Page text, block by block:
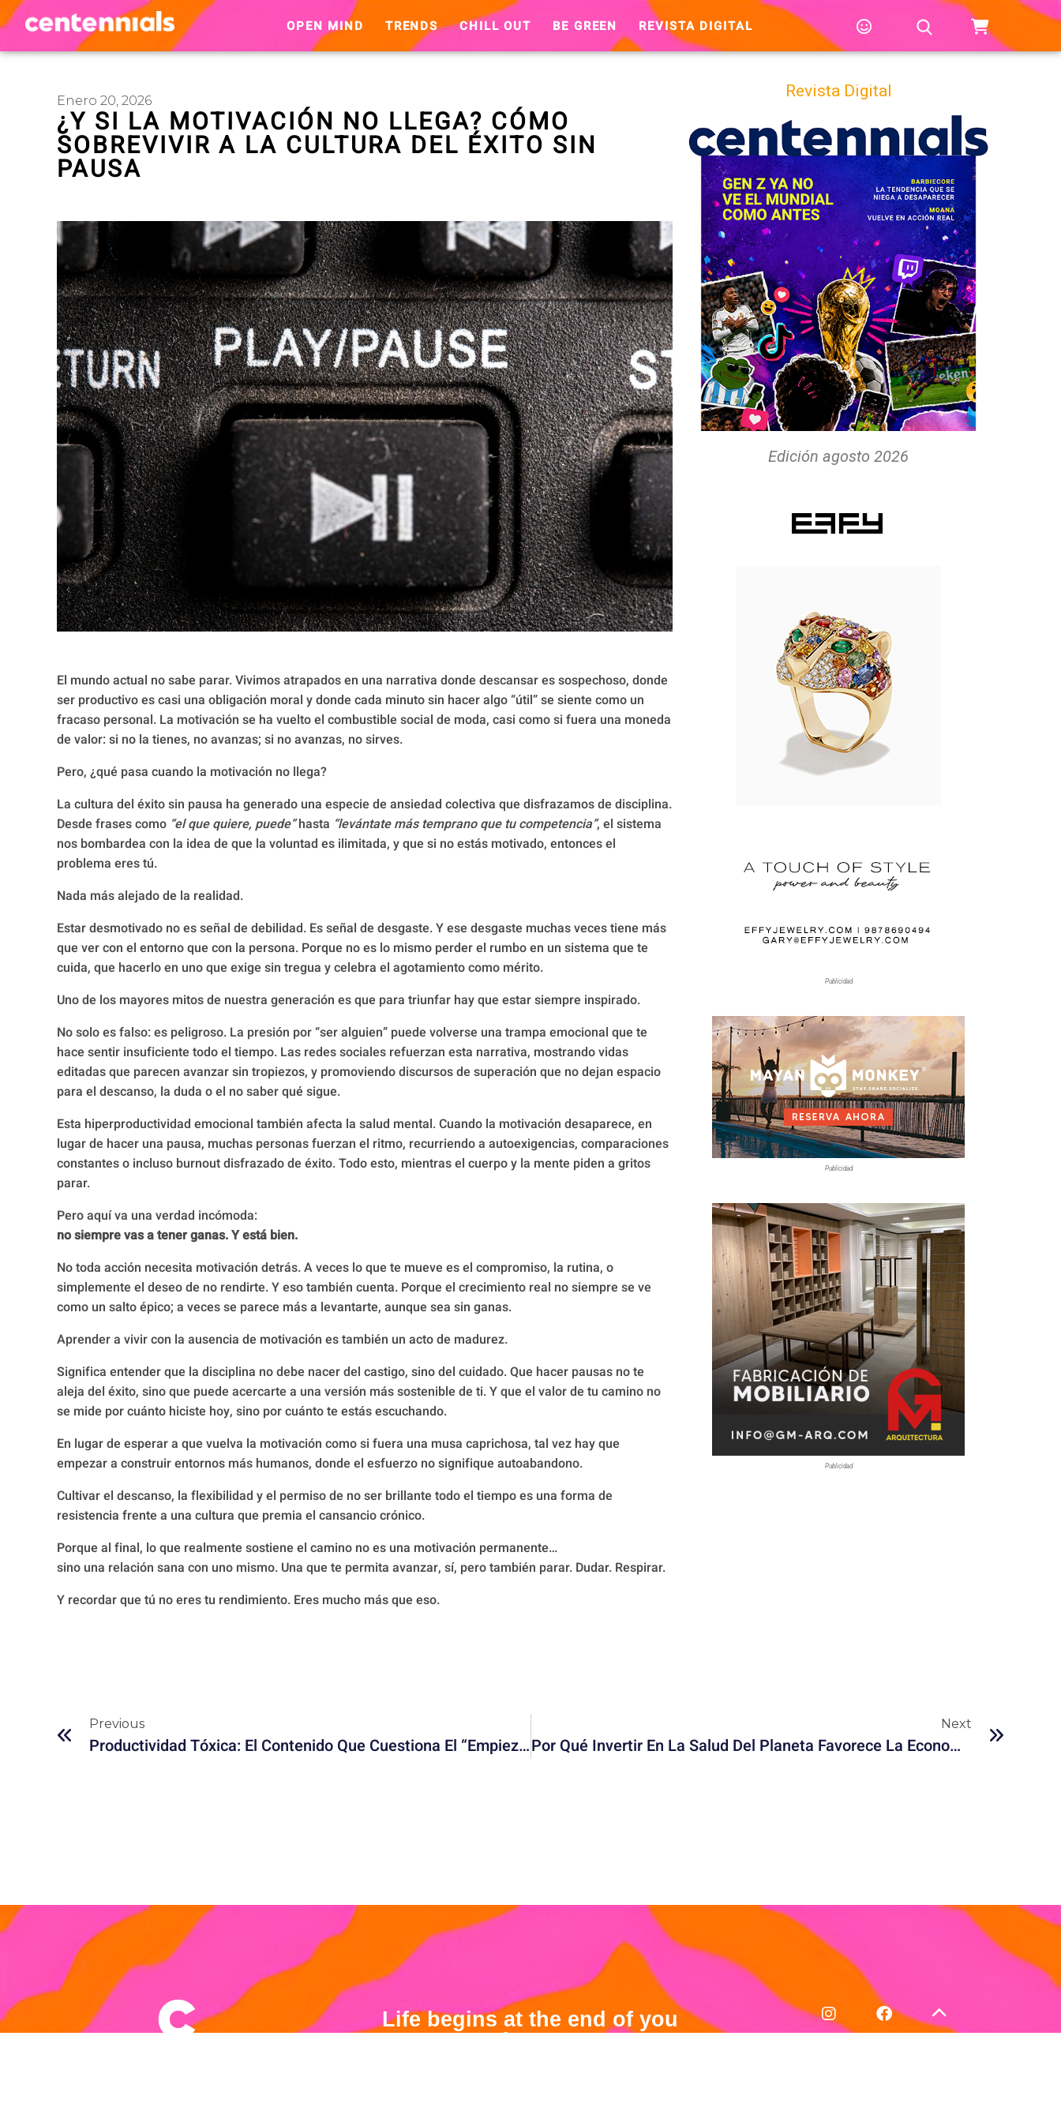
OPEN MIND TRENDS CHILL OUT BE GREEN REVISTA DIGITAL
Enero 20, 2026
¿Y SI LA MOTIVACIÓN NO LLEGA? CÓMO
SOBREVIVIR A LA CULTURA DEL ÉXITO SIN
PAUSA
El mundo actual no sabe parar. Vivimos atrapados en una narrativa donde descansar es sospechoso, donde
ser productivo es casi una obligación moral y donde cada minuto sin hacer algo “útil” se siente como un
fracaso personal. La motivación se ha vuelto el combustible social de moda, casi como si fuera una moneda
de valor: si no la tienes, no avanzas; si no avanzas, no sirves.
Pero, ¿qué pasa cuando la motivación no llega?
La cultura del éxito sin pausa ha generado una especie de ansiedad colectiva que disfrazamos de disciplina.
Desde frases como “el que quiere, puede”hasta “levántate más temprano que tu competencia”, el sistema
nos bombardea con la idea de que la voluntad es ilimitada, y que si no estás motivado, entonces el
problema eres tú.
Nada más alejado de la realidad.
Estar desmotivado no es señal de debilidad. Es señal de desgaste. Y ese desgaste muchas veces tiene más
que ver con el entorno que con la persona. Porque no es lo mismo perder el rumbo en un sistema que te
cuida, que hacerlo en uno que exige sin tregua y celebra el agotamiento como mérito.
Uno de los mayores mitos de nuestra generación es que para triunfar hay que estar siempre inspirado.
No solo es falso: es peligroso. La presión por “ser alguien” puede volverse una trampa emocional que te
hace sentir insuficiente todo el tiempo. Las redes sociales refuerzan esta narrativa, mostrando vidas
editadas que parecen avanzar sin tropiezos, y promoviendo discursos de superación que no dejan espacio
para el descanso, la duda o el no saber qué sigue.
Esta hiperproductividad emocional también afecta la salud mental. Cuando la motivación desaparece, en
lugar de hacer una pausa, muchas personas fuerzan el ritmo, recurriendo a autoexigencias, comparaciones
constantes o incluso burnout disfrazado de éxito. Todo esto, mientras el cuerpo y la mente piden a gritos
parar.
Pero aquí va una verdad incómoda:
no siempre vas a tener ganas. Y está bien.
No toda acción necesita motivación detrás. A veces lo que te mueve es el compromiso, la rutina, o
simplemente el deseo de no rendirte. Y eso también cuenta. Porque el crecimiento real no siempre se ve
como un salto épico; a veces se parece más a levantarte, aunque sea sin ganas.
Aprender a vivir con la ausencia de motivación es también un acto de madurez.
Significa entender que la disciplina no debe nacer del castigo, sino del cuidado. Que hacer pausas no te
aleja del éxito, sino que puede acercarte a una versión más sostenible de ti. Y que el valor de tu camino no
se mide por cuánto hiciste hoy, sino por cuánto te estás escuchando.
En lugar de esperar a que vuelva la motivación como si fuera una musa caprichosa, tal vez hay que
empezar a construir entornos más humanos, donde el esfuerzo no signifique autoabandono.
Cultivar el descanso, la flexibilidad y el permiso de no ser brillante todo el tiempo es una forma de
resistencia frente a una cultura que premia el cansancio crónico.
Porque al final, lo que realmente sostiene el camino no es una motivación permanente…
sino una relación sana con uno mismo. Una que te permita avanzar, sí, pero también parar. Dudar. Respirar.
Y recordar que tú no eres tu rendimiento. Eres mucho más que eso.
Revista Digital
Edición agosto 2026
Publicidad
Publicidad
Publicidad
Previous
Productividad Tóxica: El Contenido Que Cuestiona El “Empieza Bien El Año”
Next
Por Qué Invertir En La Salud Del Planeta Favorece La Economía Y La Vida Humana
Life begins at the end of you
confort zone.